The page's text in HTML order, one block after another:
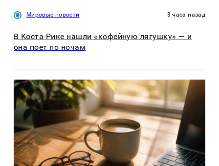
Мировые новости 3 часа назад
В Коста-Рике нашли «кофейную лягушку» — и
она поет по ночам